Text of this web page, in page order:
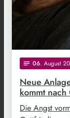
notes 06. August
Neue
kommt
Die Angst